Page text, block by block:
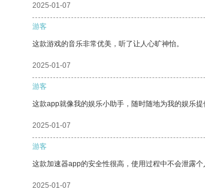
2025-01-07
游客
这款游戏的音乐非常优美，听了让人心旷神怡。
2025-01-07
游客
这款app就像我的娱乐小助手，随时随地为我的娱乐提
2025-01-07
游客
这款加速器app的安全性很高，使用过程中不会泄露个
2025-01-07